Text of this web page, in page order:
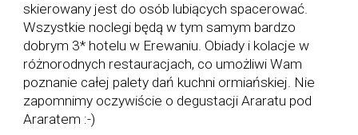
skierowany jest do osób lubiących spacerować.
Wszystkie noclegi będą w tym samym bardzo
dobrym 3* hotelu w Erewaniu. Obiady i kolacje w
różnorodnych restauracjach, co umożliwi Wam
poznanie całej palety dań kuchni ormiańskiej. Nie
zapomnimy oczywiście o degustacji Araratu pod
Araratem :-)